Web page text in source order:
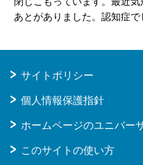
あとがありました。認知症で
サイトポリシー
個人情報保護指針
ホームページのユニバー
このサイトの使い方